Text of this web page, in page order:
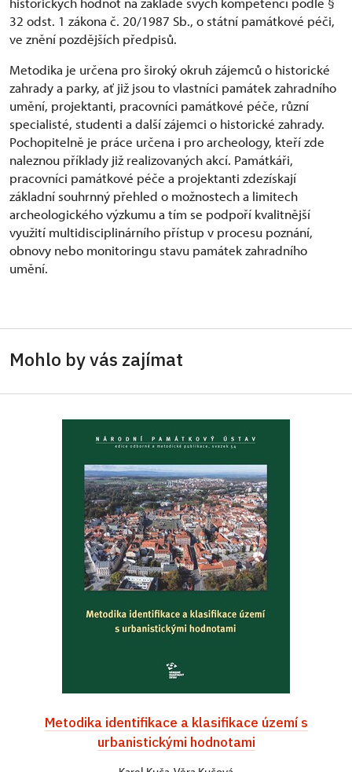
32 odst. 1 zákona č. 20/1987 Sb., o státní památkové péči,
ve znění pozdějších předpisů.
Metodika je určena pro široký okruh zájemců o historické
zahrady a parky, ať již jsou to vlastníci památek zahradního
umění, projektanti, pracovníci památkové péče, různí
specialisté, studenti a další zájemci o historické zahrady.
Pochopitelně je práce určena i pro archeology, kteří zde
naleznou příklady již realizovaných akcí. Památkáři,
pracovníci památkové péče a projektanti zdezískají
základní souhrnný přehled o možnostech a limitech
archeologického výzkumu a tím se podpoří kvalitnější
využití multidisciplinárního přístup v procesu poznání,
obnovy nebo monitoringu stavu památek zahradního
umění.
Mohlo by vás zajímat
Metodika identifikace a klasifikace území s
urbanistickými hodnotami